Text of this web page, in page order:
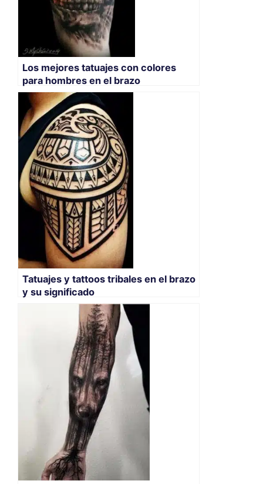
Los mejores tatuajes con colores
para hombres en el brazo
Tatuajes y tattoos tribales en el brazo
y su significado